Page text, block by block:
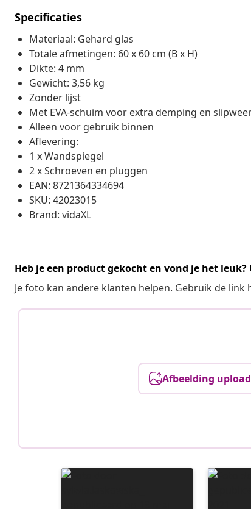
Specificaties
Materiaal: Gehard glas
Totale afmetingen: 60 x 60 cm (B x H)
Dikte: 4 mm
Gewicht: 3,56 kg
Zonder lijst
Met EVA-schuim voor extra demping en
Alleen voor gebruik binnen
Aflevering:
1 x Wandspiegel
2 x Schroeven en pluggen
EAN: 8721364334694
SKU: 42023015
Brand: vidaXL
Heb je een product gekocht en vond je het
Je foto kan andere klanten helpen. Gebruik de
Afbeelding